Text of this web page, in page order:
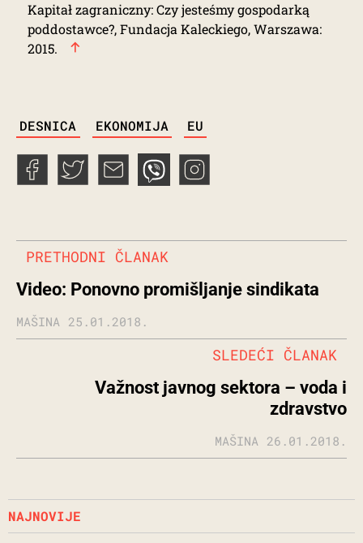
Kapitał zagraniczny: Czy jesteśmy gospodarką
poddostawce?, Fundacja Kaleckiego, Warszawa:
2015.
DESNICA EKONOMIJA EU
PRETHODNI ČLANAK
Video: Ponovno promišljanje sindikata
MAŠINA 25.01.2018.
Važnost javnog sektora – voda i
zdravstvo
SLEDEĆI ČLANAK
MAŠINA 26.01.2018.
NAJNOVIJE